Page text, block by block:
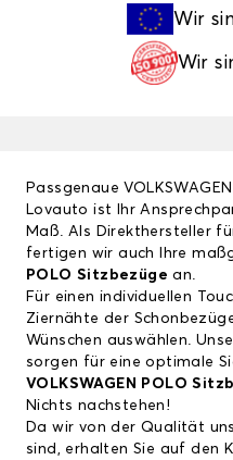
Wir
Wir
Passgenaue
Lovauto ist Ihr
Maß. Als Direkthersteller
fertigen wir auch Ihre
POLO Sitzbezüge an.
Für einen individuellen
Ziernähte der
Wünschen auswählen.
sorgen für eine optimale
VOLKSWAGEN POLO
Nichts nachstehen!
Da wir von der Qualität
sind, erhalten Sie auf den